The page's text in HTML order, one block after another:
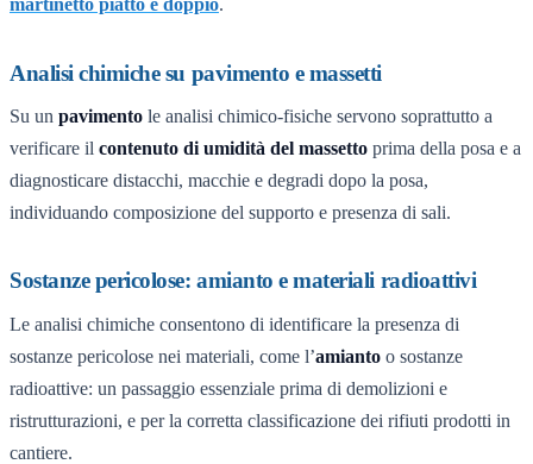
martinetto piatto e doppio.
Analisi chimiche su pavimento e massetti
Su un pavimento le analisi chimico-fisiche servono soprattutto a
verificare il contenuto di umidità del massetto prima della posa e a
diagnosticare distacchi, macchie e degradi dopo la posa,
individuando composizione del supporto e presenza di sali.
Sostanze pericolose: amianto e materiali radioattivi
Le analisi chimiche consentono di identificare la presenza di
sostanze pericolose nei materiali, come l’amianto o sostanze
radioattive: un passaggio essenziale prima di demolizioni e
ristrutturazioni, e per la corretta classificazione dei rifiuti prodotti in
cantiere.